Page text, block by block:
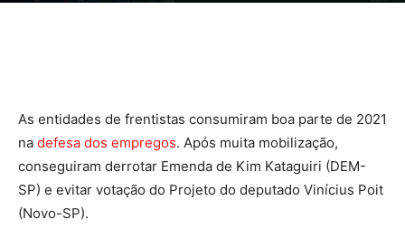
As entidades de frentistas consumiram boa parte de 2021
na defesa dos empregos. Após muita mobilização,
conseguiram derrotar Emenda de Kim Kataguiri (DEM-
SP) e evitar votação do Projeto do deputado Vinícius Poit
(Novo-SP).